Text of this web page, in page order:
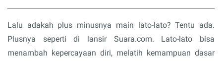
Lalu adakah plus minusnya main lato-lato? Tentu ada.
Plusnya seperti di lansir Suara.com. Lato-lato bisa
menambah kepercayaan diri, melatih kemampuan dasar